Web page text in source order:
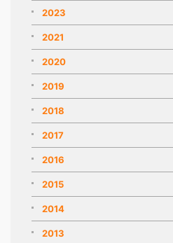
2023
2021
2020
2019
2018
2017
2016
2015
2014
2013